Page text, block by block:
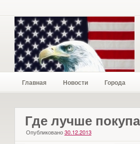
Главная Новости Города
Где лучше
Опубликовано 30.12.2013